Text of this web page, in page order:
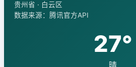
贵州省 · 白云区
数据来源：腾讯官方API
27°
晴